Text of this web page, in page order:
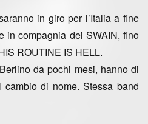
in giro per l’Italia a fine
in compagnia dei SWAIN, fino
ROUTINE IS HELL.
da pochi mesi, hanno di
di nome. Stessa band